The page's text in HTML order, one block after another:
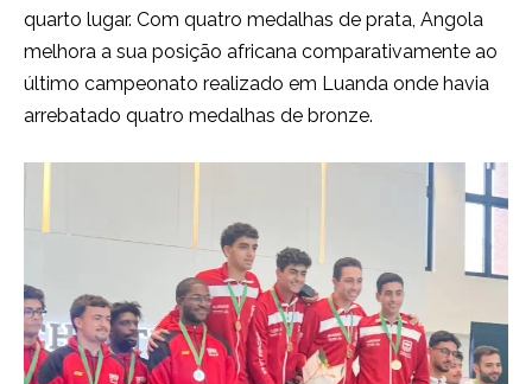
quarto lugar. Com quatro medalhas de prata, Angola
melhora a sua posição africana comparativamente ao
último campeonato realizado em Luanda onde havia
arrebatado quatro medalhas de bronze.